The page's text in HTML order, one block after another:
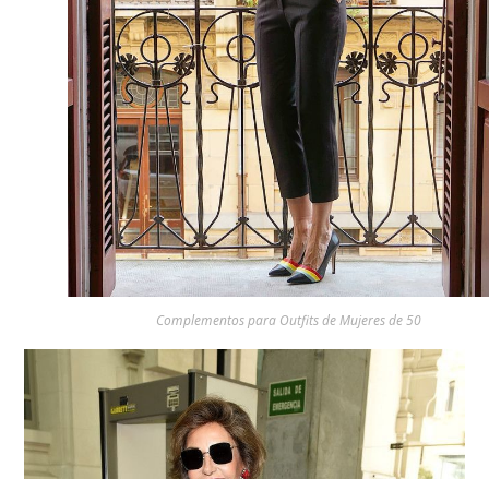
Complementos para Outfits de Mujeres de 50